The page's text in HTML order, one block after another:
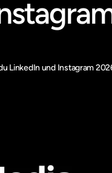
LinkedIn und Instagram